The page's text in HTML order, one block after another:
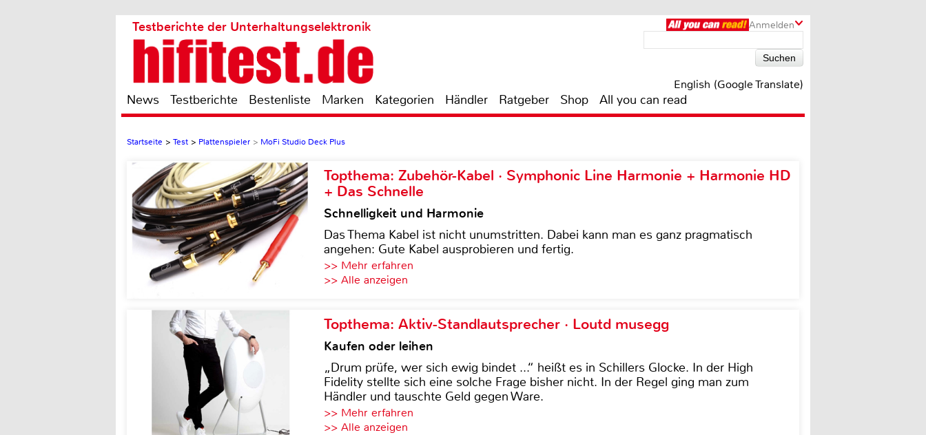
Anmelden
Testberichte der Unterhaltungselektronik
English (Google Translate)
News Testberichte Bestenliste Marken Kategorien Händler Ratgeber Shop All you can read
Startseite > Test > Plattenspieler > MoFi Studio Deck Plus
Topthema: Zubehör-Kabel · Symphonic Line Harmonie + Harmonie HD
+ Das Schnelle
Schnelligkeit und Harmonie
Das Thema Kabel ist nicht unumstritten. Dabei kann man es ganz pragmatisch
angehen: Gute Kabel ausprobieren und fertig.
>> Mehr erfahren
>> Alle anzeigen
Topthema: Aktiv-Standlautsprecher · Loutd musegg
Kaufen oder leihen
„Drum prüfe, wer sich ewig bindet ...“ heißt es in Schillers Glocke. In der High
Fidelity stellte sich eine solche Frage bisher nicht. In der Regel ging man zum
Händler und tauschte Geld gegen Ware.
>> Mehr erfahren
>> Alle anzeigen